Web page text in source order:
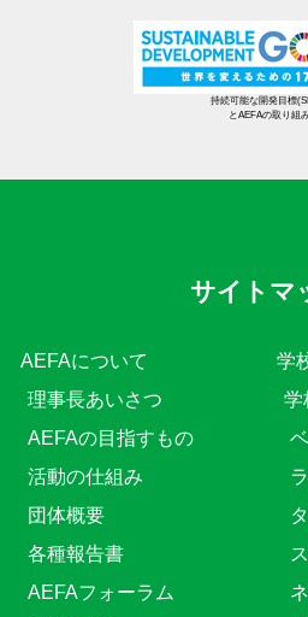
持続可能な開発目標
とAEFAの取り組
サイトマ
AEFAについて
理事長あいさつ
AEFAの目指すもの
活動の仕組み
団体概要
各種報告書
AEFAフォーラム
学
学